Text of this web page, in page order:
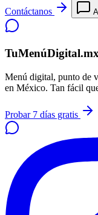
Contáctanos
TuMenúDigital.mx
Menú digital, punto de
en México. Tan fácil
Probar 7 días gratis